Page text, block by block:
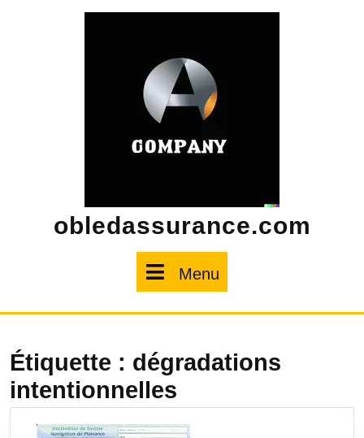
obledassurance.com
Menu
Étiquette : dégradations
intentionnelles